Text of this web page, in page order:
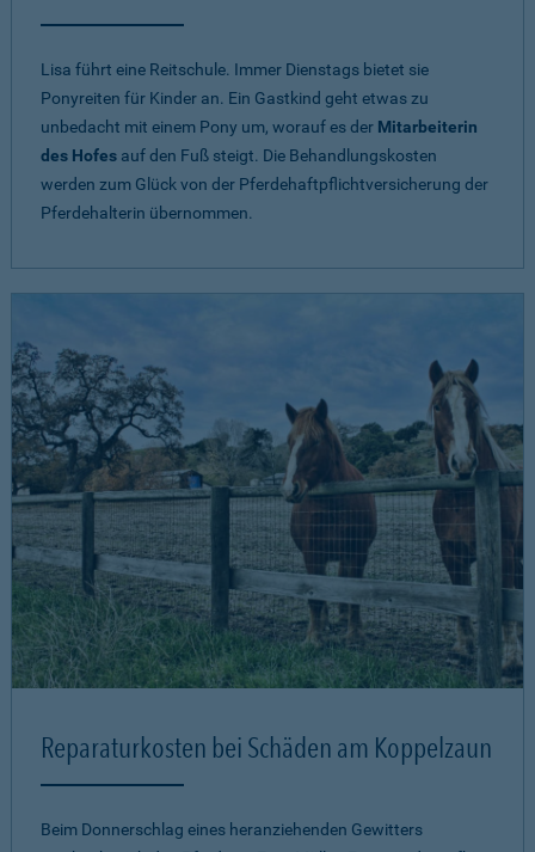
Lisa führt eine Reitschule. Immer Dienstags bietet sie
Ponyreiten für Kinder an. Ein Gastkind geht etwas zu
unbedacht mit einem Pony um, worauf es der Mitarbeiterin
des Hofes auf den Fuß steigt. Die Behandlungskosten
werden zum Glück von der Pferdehaftpflichtversicherung der
Pferdehalterin übernommen.
Reparaturkosten bei Schäden am Koppelzaun
Beim Donnerschlag eines heranziehenden Gewitters